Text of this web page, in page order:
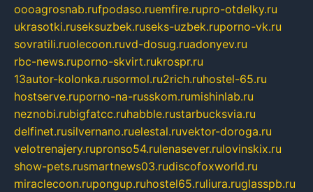
oooagrosnab.rufpodaso.ruemfire.rupro-otdelky.ru
ukrasotki.ruseksuzbek.ruseks-uzbek.ruporno-vk.ru
sovratili.ruolecoon.ruvd-dosug.ruadonyev.ru
rbc-news.ruporno-skvirt.rukrospr.ru
13autor-kolonka.rusormol.ru2rich.ruhostel-65.ru
hostserve.ruporno-na-russkom.rumishinlab.ru
neznobi.rubigfatcc.ruhabble.rustarbucksvia.ru
delfinet.rusilvernano.ruelestal.ruvektor-doroga.ru
velotrenajery.rupronso54.rulenasever.rulovinskix.ru
show-pets.rusmartnews03.rudiscofoxworld.ru
miraclecoon.rupongup.ruhostel65.ruliura.ruglasspb.ru